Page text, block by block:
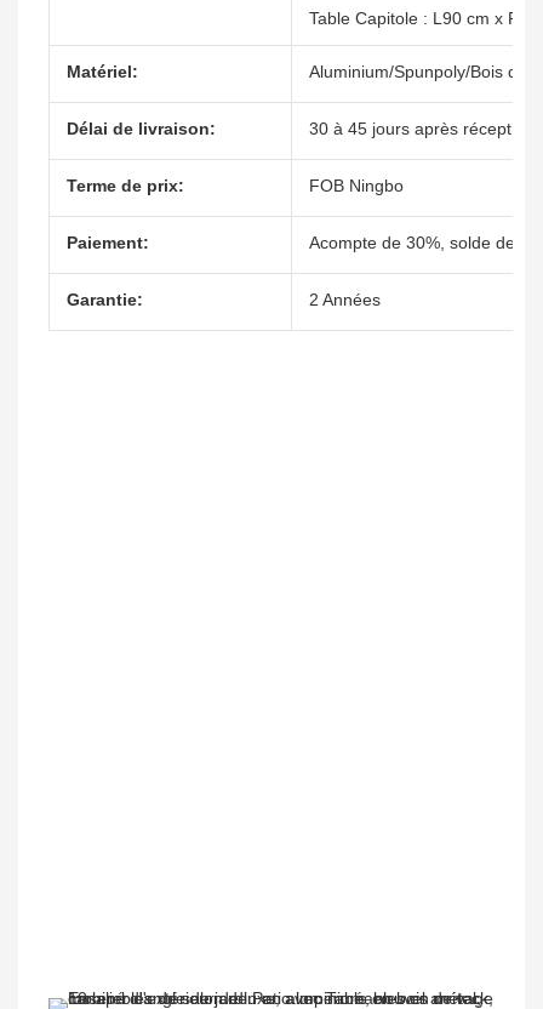
Table Capitole : L90 cm x
Matériel: Aluminium/Spunpoly/Bois de
Délai de livraison: 30 à 45 jours après réception
Terme de prix: FOB Ningbo
Paiement: Acompte de 30%, solde de
Garantie: 2 Années